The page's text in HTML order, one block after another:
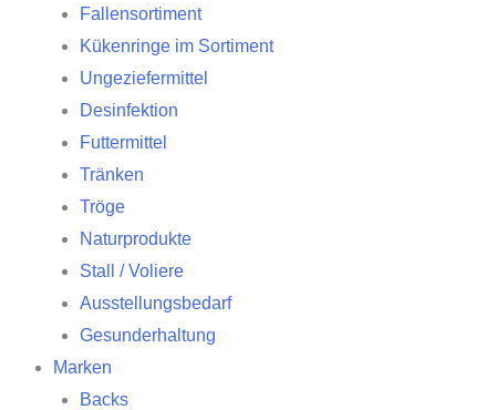
Fallensortiment
Kükenringe im Sortiment
Ungeziefermittel
Desinfektion
Futtermittel
Tränken
Tröge
Naturprodukte
Stall / Voliere
Ausstellungsbedarf
Gesunderhaltung
Marken
Backs